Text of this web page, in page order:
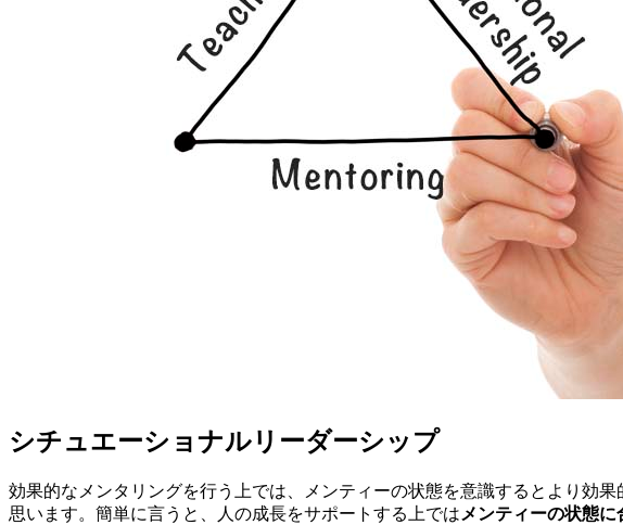
シチュエーショナルリーダーシップ
効果的なメンタリングを行う上では、メンティーの状態を意識するとより効
思います。簡単に言うと、人の成長をサポートする上では メンティーの状態に